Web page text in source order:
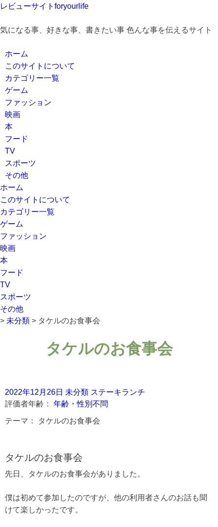
レビューサイトforyourlife
気になる事、好きな事、書きたい事 色んな事を伝えるサイト
ホーム
このサイトについて
カテゴリー一覧
ゲーム
ファッション
映画
本
フード
TV
スポーツ
その他
ホーム
このサイトについて
カテゴリー一覧
ゲーム
ファッション
映画
本
フード
TV
スポーツ
その他
> 未分類 > タケルのお食事会
タケルのお食事会
2022年12月26日 未分類 ステーキランチ
評価者年齢：
年齢・性別不問
テーマ： タケルのお食事会
タケルのお食事会
先日、タケルのお食事会がありました。
僕は初めて参加したのですが、他の利用者さんのお話も聞
けて楽しかったです。